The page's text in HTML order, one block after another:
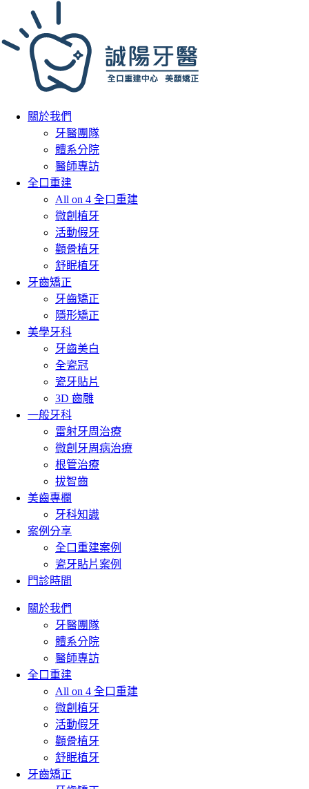
關於我們
牙醫團隊
體系分院
醫師專訪
全口重建
All on 4 全口重建
微創植牙
活動假牙
顴骨植牙
舒眠植牙
牙齒矯正
牙齒矯正
隱形矯正
美學牙科
牙齒美白
全瓷冠
瓷牙貼片
3D 齒雕
一般牙科
雷射牙周治療
微創牙周病治療
根管治療
拔智齒
美齒專欄
牙科知識
案例分享
全口重建案例
瓷牙貼片案例
門診時間
關於我們
牙醫團隊
體系分院
醫師專訪
全口重建
All on 4 全口重建
微創植牙
活動假牙
顴骨植牙
舒眠植牙
牙齒矯正